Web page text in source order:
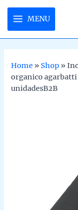
content
MENU
Home » Shop »
organico agarbatti
unidadesB2B